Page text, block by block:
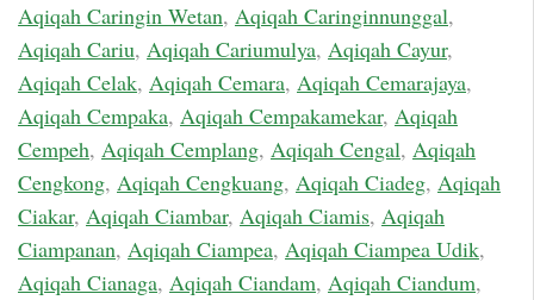
Aqiqah Caringin Wetan, Aqiqah Caringinnunggal,
Aqiqah Cariu, Aqiqah Cariumulya, Aqiqah Cayur,
Aqiqah Celak, Aqiqah Cemara, Aqiqah Cemarajaya,
Aqiqah Cempaka, Aqiqah Cempakamekar, Aqiqah
Cempeh, Aqiqah Cemplang, Aqiqah Cengal, Aqiqah
Cengkong, Aqiqah Cengkuang, Aqiqah Ciadeg, Aqiqah
Ciakar, Aqiqah Ciambar, Aqiqah Ciamis, Aqiqah
Ciampanan, Aqiqah Ciampea, Aqiqah Ciampea Udik,
Aqiqah Cianaga, Aqiqah Ciandam, Aqiqah Ciandum,